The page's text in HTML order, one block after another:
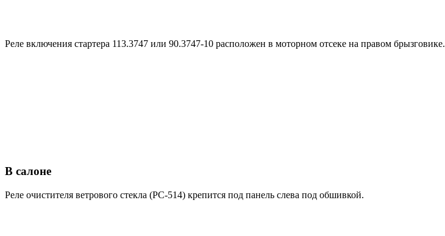
Реле включения стартера 113.3747 или 90.3747-10 расположен в моторном отсеке на правом брызговике.
В салоне
Реле очистителя ветрового стекла (РС-514) крепится под панель слева под обшивкой.